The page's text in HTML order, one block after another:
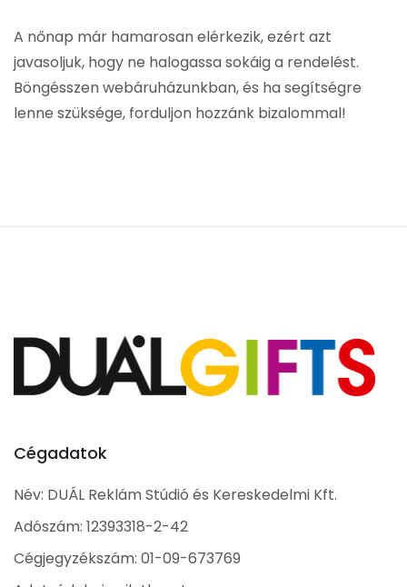
A nőnap már hamarosan elérkezik, ezért azt
javasoljuk, hogy ne halogassa sokáig a rendelést.
Böngésszen webáruházunkban, és ha segítségre
lenne szüksége, forduljon hozzánk bizalommal!
Cégadatok
Név: DUÁL Reklám Stúdió és Kereskedelmi Kft.
Adószám: 12393318-2-42
Cégjegyzékszám: 01-09-673769